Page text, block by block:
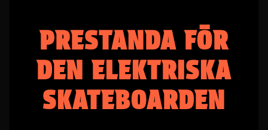
PRESTANDA FÖR
DEN ELEKTRISKA
SKATEBOARDEN